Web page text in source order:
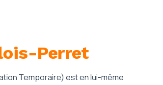
Perret
Temporaire) est en lui-même